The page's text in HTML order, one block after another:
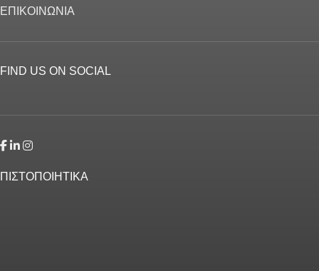
ΕΠΙΚΟΙΝΩΝΙΑ
FIND US ON SOCIAL
ΠΙΣΤΟΠΟΙΗΤΙΚΑ